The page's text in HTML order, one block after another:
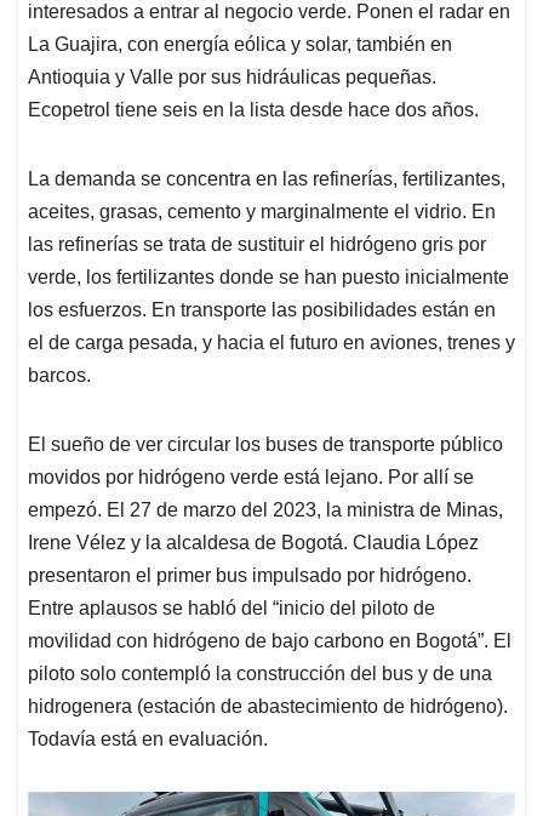
interesados a entrar al negocio verde. Ponen el radar en
La Guajira, con energía eólica y solar, también en
Antioquia y Valle por sus hidráulicas pequeñas.
Ecopetrol tiene seis en la lista desde hace dos años.
La demanda se concentra en las refinerías, fertilizantes,
aceites, grasas, cemento y marginalmente el vidrio. En
las refinerías se trata de sustituir el hidrógeno gris por
verde, los fertilizantes donde se han puesto inicialmente
los esfuerzos. En transporte las posibilidades están en
el de carga pesada, y hacia el futuro en aviones, trenes y
barcos.
El sueño de ver circular los buses de transporte público
movidos por hidrógeno verde está lejano. Por allí se
empezó. El 27 de marzo del 2023, la ministra de Minas,
Irene Vélez y la alcaldesa de Bogotá. Claudia López
presentaron el primer bus impulsado por hidrógeno.
Entre aplausos se habló del “inicio del piloto de
movilidad con hidrógeno de bajo carbono en Bogotá”. El
piloto solo contempló la construcción del bus y de una
hidrogenera (estación de abastecimiento de hidrógeno).
Todavía está en evaluación.